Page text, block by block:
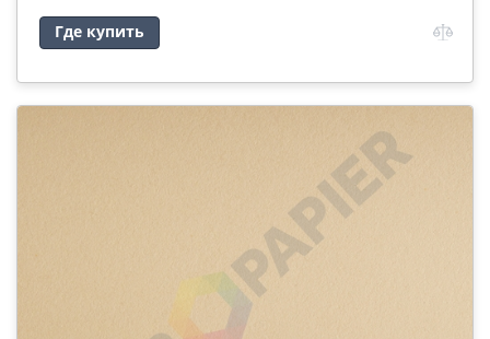
Где купить